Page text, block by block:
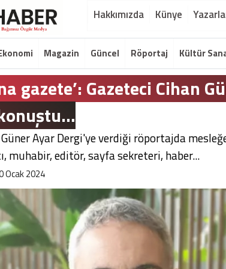
Hakkımızda Künye
Magazin Güncel Röportaj Kültür
gazete’: Gazeteci Cihan
Ayar Dergi'ye verdiği röportajda mesleğe
muhabir, editör, sayfa sekreteri, haber...
Ocak 2024